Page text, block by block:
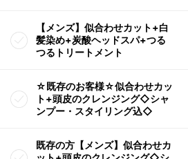
【メンズ】似合わせカット+白
髪染め+炭酸ヘッドスパ+つる
つるトリートメント
☆既存のお客様☆似合わせカッ
ト+頭皮のクレンジング◇シャ
ンプー・スタイリング込◇
既存の方【メンズ】似合わせカ